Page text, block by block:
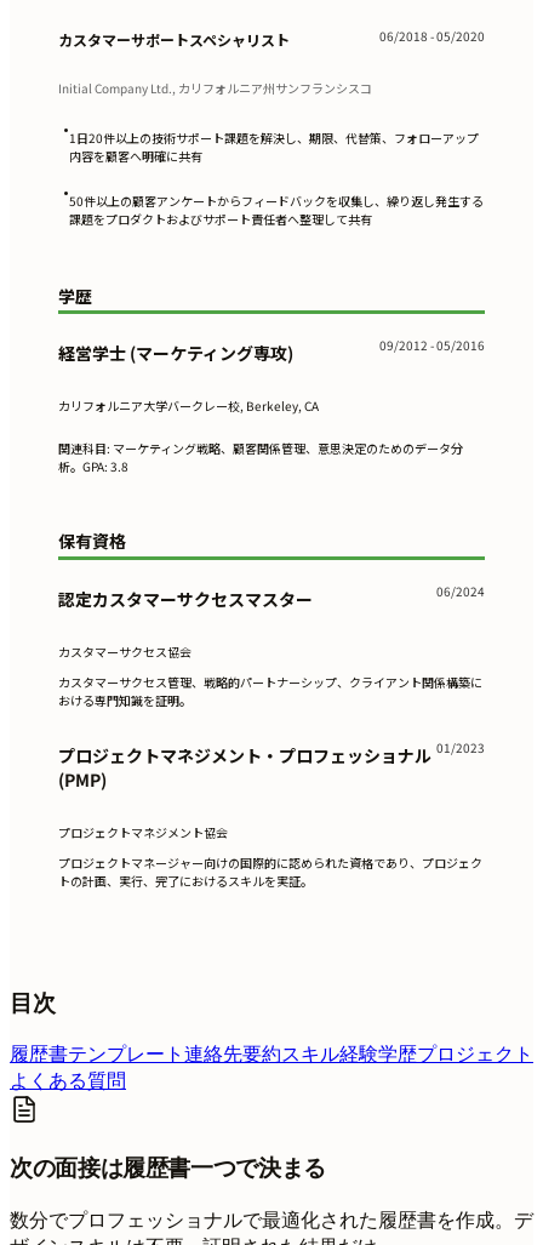
カスタマーサポートスペシャリスト 06/2018 - 05/2020
Initial Company Ltd., カリフォルニア州サンフランシスコ
•1日20件以上の技術サポート課題を解決し、期限、代替策、フォローアップ
内容を顧客へ明確に共有
•50件以上の顧客アンケートからフィードバックを収集し、繰り返し発生する
課題をプロダクトおよびサポート責任者へ整理して共有
学歴
経営学士 (マーケティング専攻) 09/2012 - 05/2016
カリフォルニア大学バークレー校, Berkeley, CA
関連科目: マーケティング戦略、顧客関係管理、意思決定のためのデータ分
析。GPA: 3.8
保有資格
認定カスタマーサクセスマスター 06/2024
カスタマーサクセス協会
カスタマーサクセス管理、戦略的パートナーシップ、クライアント関係構築に
おける専門知識を証明。
プロジェクトマネジメント・プロフェッショナル
(PMP)
01/2023
プロジェクトマネジメント協会
プロジェクトマネージャー向けの国際的に認められた資格であり、プロジェク
トの計画、実行、完了におけるスキルを実証。
目次
履歴書テンプレート連絡先要約スキル経験学歴プロジェクト
よくある質問
次の面接は履歴書一つで決まる
数分でプロフェッショナルで最適化された履歴書を作成。デ